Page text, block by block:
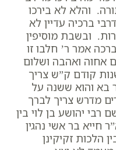
והלא לא בירכו
ברכיה עדיין לא
ובשבת מוסיפין
אמר ר’ חלבו זו
אחוה ואהבה ושלום
קודם ק”ש צריך
בא והוא ששנה על
מדרש צריך לברך
רבי יהושע בן לוי בין
חייא בר אשי נהגין
הלכות זקיקינן